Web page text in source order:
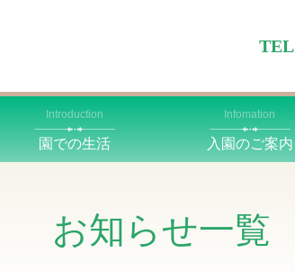
TEL
Introduction
園での生活
Infomation
入園のご案内
お知らせ一覧